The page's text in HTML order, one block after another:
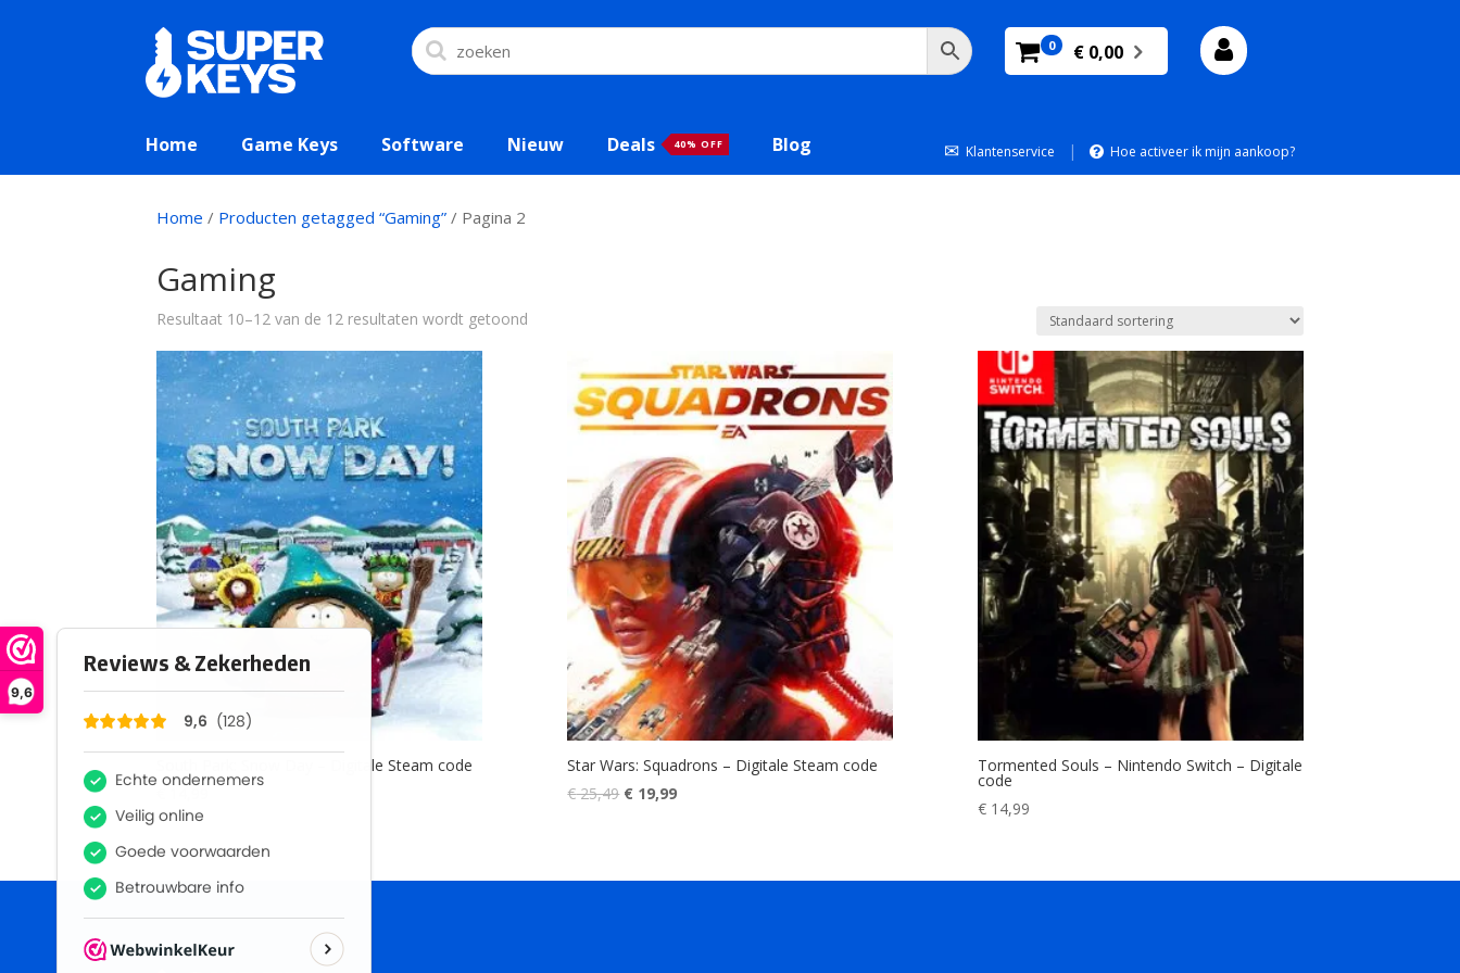
9,6
0 € 0,00
Home Game Keys Software Nieuw Deals 40% OFF Blog ✉ Klantenservice | Hoe activeer ik mijn aankoop?
Home / Producten getagged “Gaming” / Pagina 2
Gaming
Resultaat 10–12 van de 12 resultaten wordt getoond
South Park: Snow Day – Digitale Steam code
Star Wars: Squadrons – Digitale Steam code
€25,49 Oorspronkelijke
€ 19,99Huidige
Tormented Souls – Nintendo Switch – Digitale
code
€ 14,99